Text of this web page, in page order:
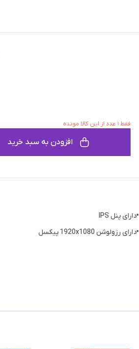
فقط ۱ عدد از این کالا مونده
افزودن به سبد خرید
دارای پنل IPS
دارای رزولوشن 1920x1080 پیکسل